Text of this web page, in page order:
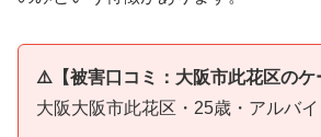
⚠️【被害口コミ：大阪市此花区のケ
大阪大阪市此花区・25歳・アルバ